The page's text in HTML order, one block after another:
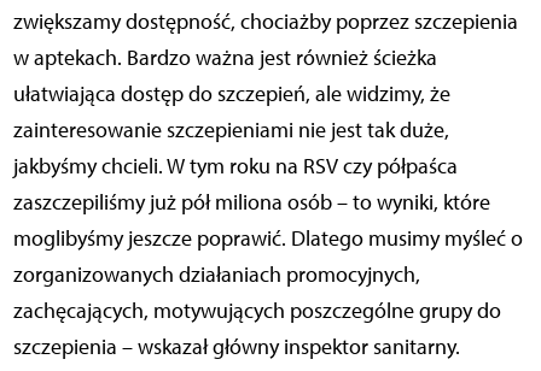
zwiększamy dostępność, chociażby poprzez szczepienia
w aptekach. Bardzo ważna jest również ścieżka
ułatwiająca dostęp do szczepień, ale widzimy, że
zainteresowanie szczepieniami nie jest tak duże,
jakbyśmy chcieli. W tym roku na RSV czy półpaśca
zaszczepiliśmy już pół miliona osób – to wyniki, które
moglibyśmy jeszcze poprawić. Dlatego musimy myśleć o
zorganizowanych działaniach promocyjnych,
zachęcających, motywujących poszczególne grupy do
szczepienia – wskazał główny inspektor sanitarny.